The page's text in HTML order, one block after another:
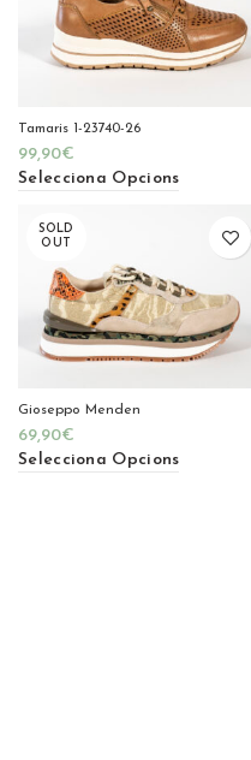
Tamaris 1-23740-26
99,90€
Selecciona Opcions
SOLD
OUT
Gioseppo Menden
69,90€
Selecciona Opcions